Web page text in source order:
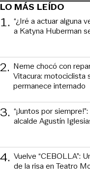
LO MÁS LEÍDO
1. “¿Iré a actuar alguna
a Katyna Huberman
2. Neme chocó con
Vitacura: motociclista
permanece internado
3. “¡Juntos por
alcalde Agustín
4. Vuelve “CEBOLLA”:
de la risa en Teatro